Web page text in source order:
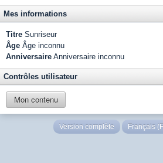
Mes informations
Titre Sunriseur
Âge Âge inconnu
Anniversaire Anniversaire inconnu
Contrôles utilisateur
Mon contenu
Version complète Français